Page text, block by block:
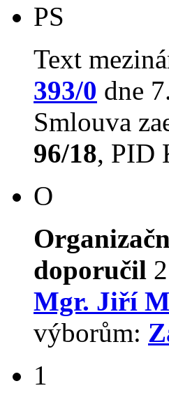
PS
Text
393/0 dne
Smlouva
96/18, PID
O
doporučil
Mgr. Jiří
výborům:
1